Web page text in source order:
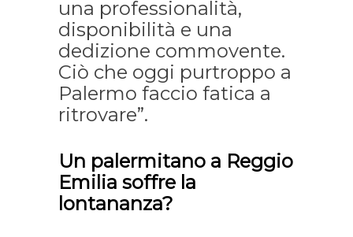
una professionalità,
disponibilità e una
dedizione commovente.
Ciò che oggi purtroppo a
Palermo faccio fatica a
ritrovare”.
Un palermitano a Reggio
Emilia soffre la
lontananza?